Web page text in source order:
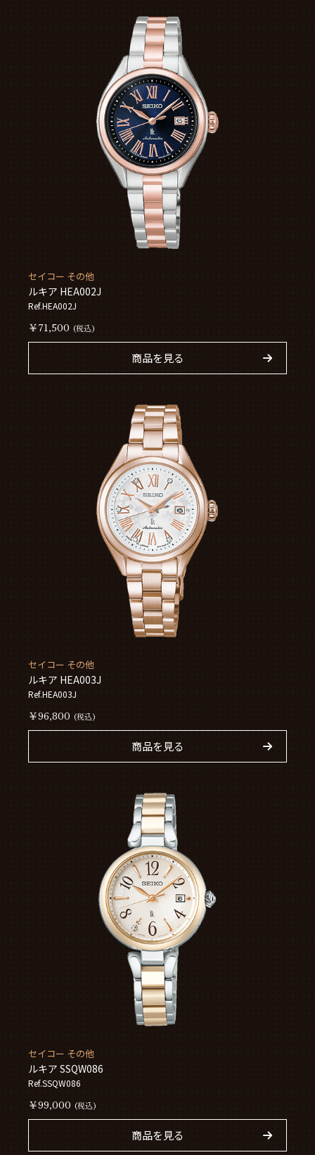
セイコー その他
ルキア HEA002J
Ref.HEA002J
￥71,500 (税込)
商品を見る
セイコー その他
ルキア HEA003J
Ref.HEA003J
￥96,800 (税込)
商品を見る
セイコー その他
ルキア SSQW086
Ref.SSQW086
￥99,000 (税込)
商品を見る